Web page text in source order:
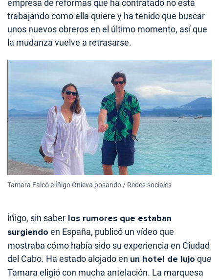
empresa de reformas que ha contratado no está
trabajando como ella quiere y ha tenido que buscar
unos nuevos obreros en el último momento, así que
la mudanza vuelve a retrasarse.
Tamara Falcó e Íñigo Onieva posando / Redes sociales
Íñigo, sin saber los rumores que estaban
surgiendo en España, publicó un vídeo que
mostraba cómo había sido su experiencia en Ciudad
del Cabo. Ha estado alojado en un hotel de lujo que
Tamara eligió con mucha antelación. La marquesa